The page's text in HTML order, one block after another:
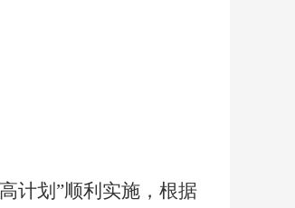
计划”顺利实施，根据